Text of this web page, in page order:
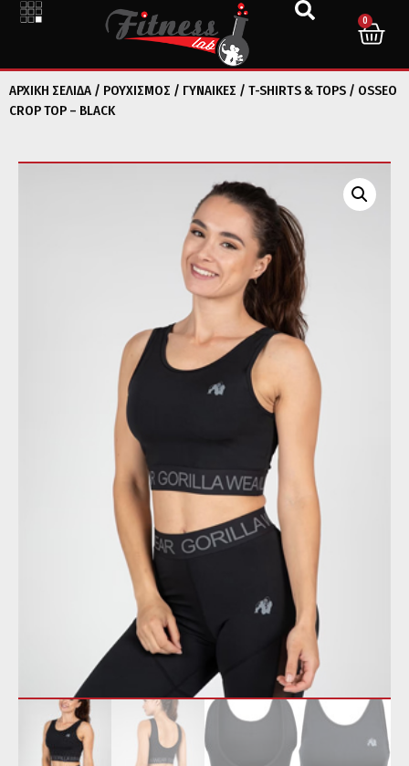
0
ΑΡΧΙΚΉ ΣΕΛΊΔΑ / ΡΟΥΧΙΣΜΟΣ / ΓΥΝΑΙΚΕΣ / T-SHIRTS & TOPS / OSSEO
CROP TOP – BLACK